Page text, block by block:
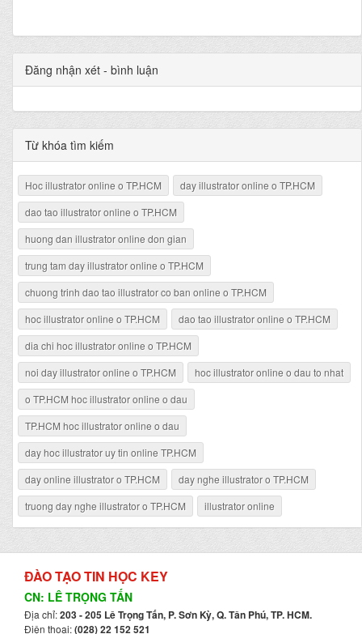
Đăng nhận xét - bình luận
Từ khóa tìm kiếm
Hoc illustrator online o TP.HCM
day illustrator online o TP.HCM
dao tao illustrator online o TP.HCM
huong dan illustrator online don gian
trung tam day illustrator online o TP.HCM
chuong trinh dao tao illustrator co ban online o TP.HCM
hoc illustrator online o TP.HCM
dao tao illustrator online o TP.HCM
dia chi hoc illustrator online o TP.HCM
noi day illustrator online o TP.HCM
hoc illustrator online o dau to nhat
o TP.HCM hoc illustrator online o dau
TP.HCM hoc illustrator online o dau
day hoc illustrator uy tin online TP.HCM
day online illustrator o TP.HCM
day nghe illustrator o TP.HCM
truong day nghe illustrator o TP.HCM
illustrator online
ĐÀO TẠO TIN HỌC KEY
CN: LÊ TRỌNG TẤN
Địa chỉ:203 - 205 Lê Trọng Tấn, P. Sơn Kỳ, Q. Tân Phú, TP. HCM.
Điện thoại:(028) 22 152 521